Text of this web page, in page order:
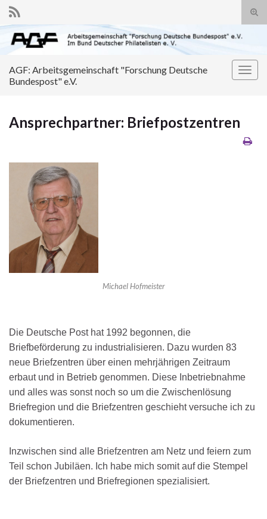
Search for:
AGF: Arbeitsgemeinschaft "Forschung Deutsche
Bundespost" e.V.
Ansprechpartner: Briefpostzentren
Michael Hofmeister
Die Deutsche Post hat 1992 begonnen, die
Briefbeförderung zu industrialisieren. Dazu wurden 83
neue Briefzentren über einen mehrjährigen Zeitraum
erbaut und in Betrieb genommen. Diese Inbetriebnahme
und alles was sonst noch so um die Zwischenlösung
Briefregion und die Briefzentren geschieht versuche ich zu
dokumentieren.
Inzwischen sind alle Briefzentren am Netz und feiern zum
Teil schon Jubiläen. Ich habe mich somit auf die Stempel
der Briefzentren und Briefregionen spezialisiert.